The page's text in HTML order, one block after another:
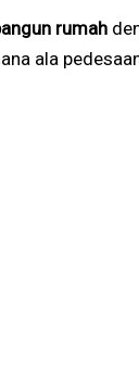
rumah
ala